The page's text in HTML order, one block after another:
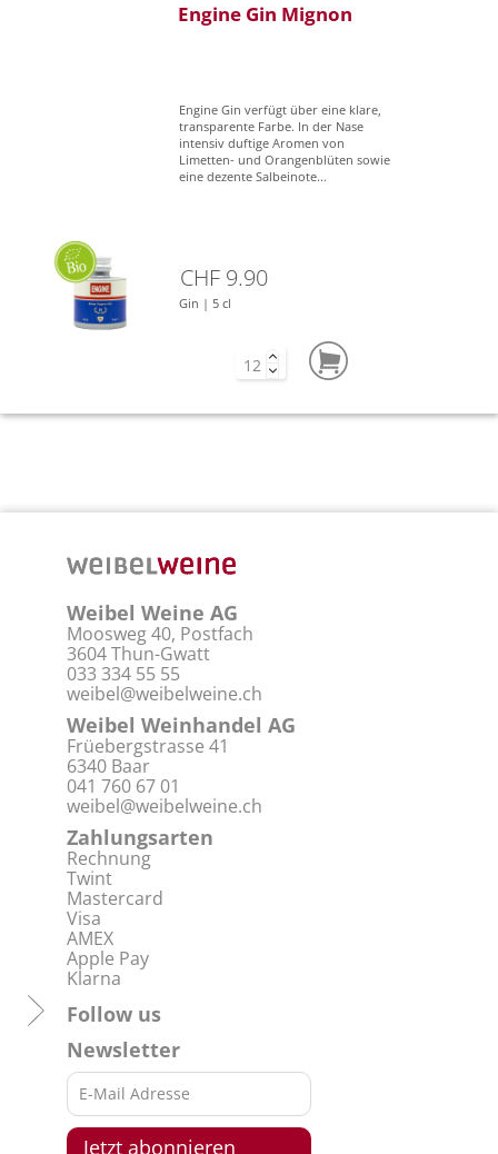
Engine Gin Mignon
Engine Gin verfügt über eine klare,
transparente Farbe. In der Nase
intensiv duftige Aromen von
Limetten- und Orangenblüten sowie
eine dezente Salbeinote...
CHF 9.90
Gin | 5 cl
Weibel Weine AG
Moosweg 40, Postfach
3604 Thun-Gwatt
033 334 55 55
weibel@weibelweine.ch
Weibel Weinhandel AG
Früebergstrasse 41
6340 Baar
041 760 67 01
weibel@weibelweine.ch
Zahlungsarten
Rechnung
Twint
Mastercard
Visa
AMEX
Apple Pay
Klarna
Follow us
Newsletter